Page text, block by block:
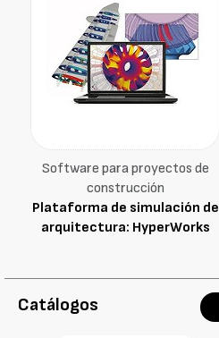
Software para proyectos de
construcción
Plataforma de simulación de
arquitectura: HyperWorks
Catálogos